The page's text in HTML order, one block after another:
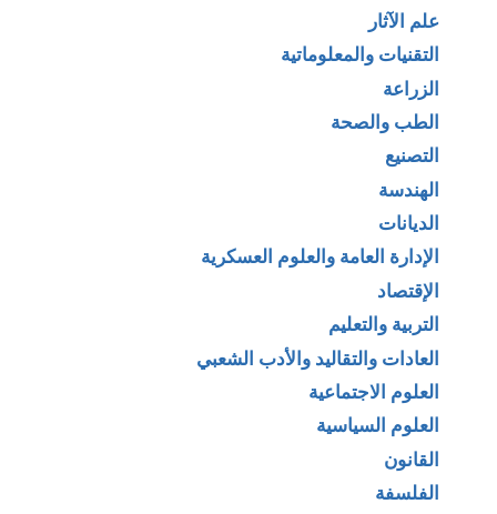
علم الآثار
التقنيات والمعلوماتية
الزراعة
الطب والصحة
التصنيع
الهندسة
الديانات
الإدارة العامة والعلوم العسكرية
الإقتصاد
التربية والتعليم
العادات والتقاليد والأدب الشعبي
العلوم الاجتماعية
العلوم السياسية
القانون
الفلسفة